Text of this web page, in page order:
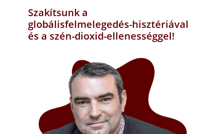
Szakítsunk a
globálisfelmelegedés-hisztériával
és a szén-dioxid-ellenességgel!